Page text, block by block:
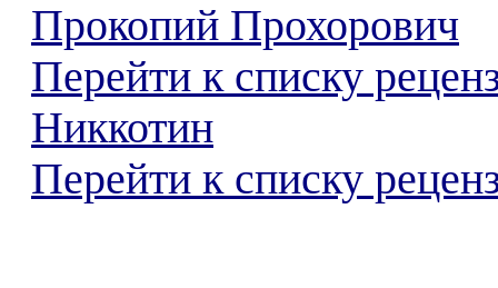
Прокопий Прохорович
Перейти к списку
Никкотин
Перейти к списку